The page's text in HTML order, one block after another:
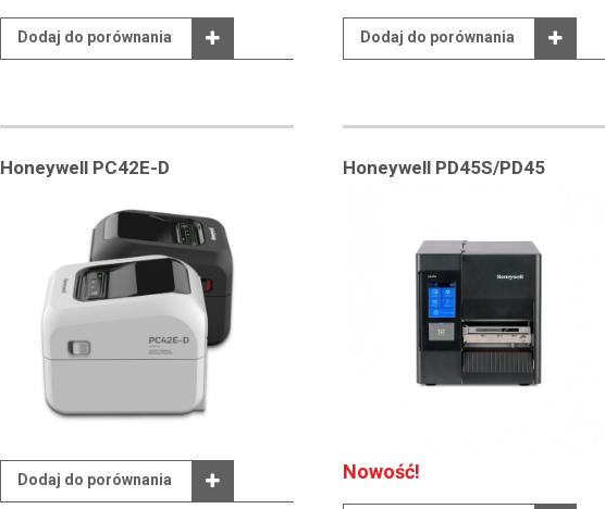
Dodaj do porównania Dodaj do porównania
Honeywell PC42E-D
Dodaj do porównania
Honeywell PD45S/PD45
Nowość!